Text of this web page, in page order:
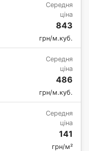
Середня
ціна
843
грн/м.куб.
Середня
ціна
486
грн/м.куб.
Середня
ціна
141
грн/м²